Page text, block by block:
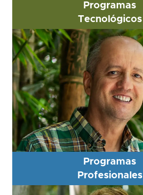
Programas
Tecnológicos
Programas
Profesionales